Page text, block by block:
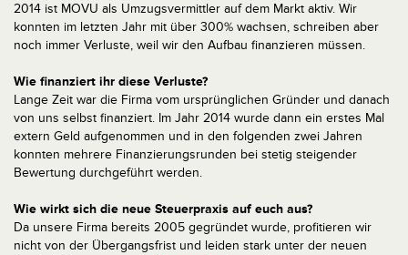
2014 ist MOVU als Umzugsvermittler auf dem Markt aktiv. Wir
konnten im letzten Jahr mit über 300% wachsen, schreiben aber
noch immer Verluste, weil wir den Aufbau finanzieren müssen.
Wie finanziert ihr diese Verluste?
Lange Zeit war die Firma vom ursprünglichen Gründer und danach
von uns selbst finanziert. Im Jahr 2014 wurde dann ein erstes Mal
extern Geld aufgenommen und in den folgenden zwei Jahren
konnten mehrere Finanzierungsrunden bei stetig steigender
Bewertung durchgeführt werden.
Wie wirkt sich die neue Steuerpraxis auf euch aus?
Da unsere Firma bereits 2005 gegründet wurde, profitieren wir
nicht von der Übergangsfrist und leiden stark unter der neuen